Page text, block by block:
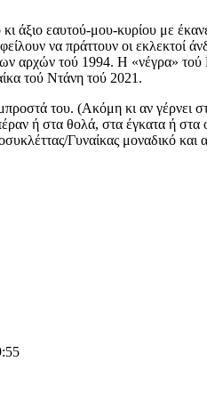
άξιο εαυτού-μου-κυρίου με
να πράττουν οι εκλεκτοί
τού 1994. Η «νέγρα» τού
τού Ντάνη τού 2021.
του. (Ακόμη κι αν γέρνει
ή στα θολά, στα έγκατα ή
Γυναίκας μοναδικό και